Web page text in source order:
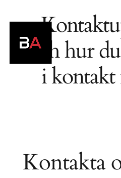
innehålloch hur
i kontakt
Kontakta